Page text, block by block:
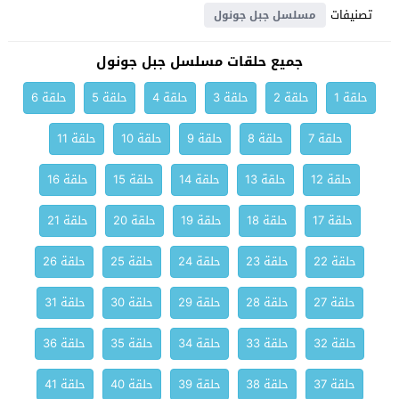
تصنيفات مسلسل جبل جونول
جميع حلقات مسلسل جبل جونول
حلقة 1 حلقة 2 حلقة 3 حلقة 4 حلقة 5
حلقة 6
حلقة 7
حلقة 8 حلقة 9 حلقة 10
حلقة 11
حلقة 12
حلقة 13 حلقة 14 حلقة 15
حلقة 16
حلقة 17
حلقة 18 حلقة 19 حلقة 20
حلقة 21
حلقة 22
حلقة 23 حلقة 24 حلقة 25
حلقة 26
حلقة 27
حلقة 28 حلقة 29 حلقة 30
حلقة 31
حلقة 32
حلقة 33 حلقة 34 حلقة 35
حلقة 36
حلقة 37
حلقة 38 حلقة 39 حلقة 40 حلقة 41